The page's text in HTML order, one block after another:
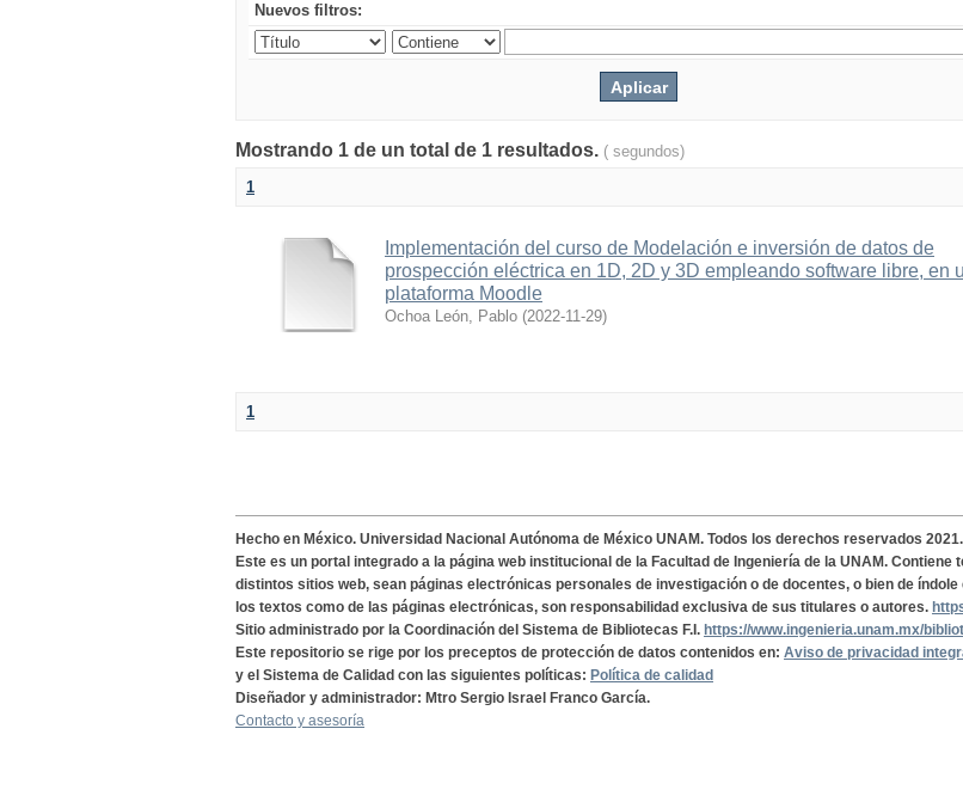
Nuevos filtros:
Mostrando 1 de un total de 1 resultados. ( segundos)
1
Implementación del curso de Modelación e inversión de datos de
prospección eléctrica en 1D, 2D y 3D empleando software libre, en
plataforma Moodle
Ochoa León, Pablo (2022-11-29)
1
Hecho en México. Universidad Nacional Autónoma de México UNAM. Todos los derechos reservados 2021.
Este es un portal integrado a la página web institucional de la Facultad de Ingeniería de la UNAM.
distintos sitios web, sean páginas electrónicas personales de investigación o de docentes, o bien de
los textos como de las páginas electrónicas, son responsabilidad exclusiva de sus titulares o autores.
Sitio administrado por la Coordinación del Sistema de Bibliotecas F.I. https://www.ingenieria.unam.mx/
Este repositorio se rige por los preceptos de protección de datos contenidos en: Aviso de privacidad
y el Sistema de Calidad con las siguientes políticas: Política de calidad
Diseñador y administrador: Mtro Sergio Israel Franco García.
Contacto y asesoría